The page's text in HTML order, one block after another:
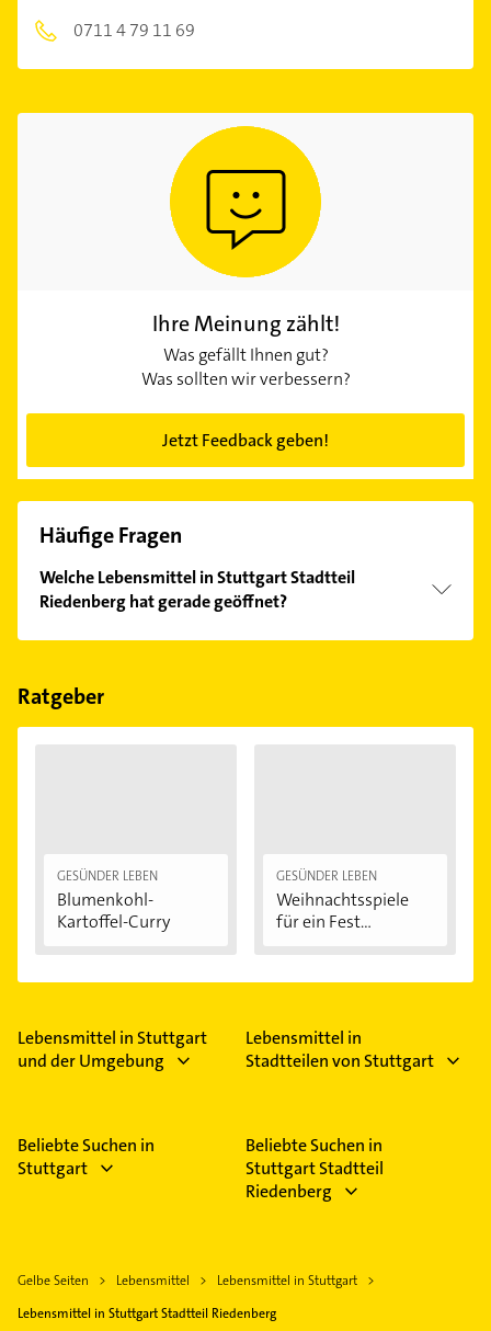
0711 4 79 11 69
Ihre Meinung zählt!
Was gefällt Ihnen gut?
Was sollten wir verbessern?
Jetzt Feedback geben!
Häufige Fragen
Welche Lebensmittel in Stuttgart Stadtteil
Riedenberg hat gerade geöffnet?
Im Anbieter-Bereich finden Sie alleÖffnungszeiten.
Feiertagen abweichen können.
Ratgeber
GESÜNDER LEBEN
Blumenkohl-
Kartoffel-Curry
GESÜNDER LEBEN
Weihnachtsspiele
für ein Fest...
Lebensmittel in Stuttgart
und der Umgebung
Lebensmittel in
Stadtteilen von Stuttgart
Beliebte Suchen in
Stuttgart
Beliebte Suchen in
Stuttgart Stadtteil
Riedenberg
Gelbe Seiten Lebensmittel
Lebensmittel in Stuttgart
Lebensmittel in Stuttgart Stadtteil Riedenberg